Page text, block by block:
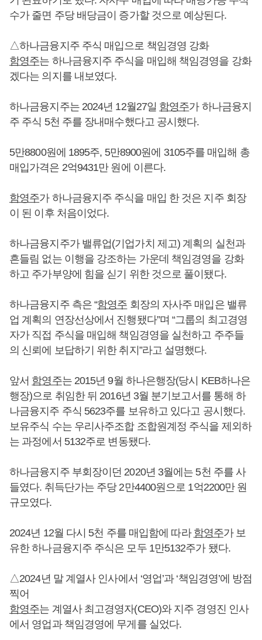
수가 줄면 주당 배당금이 증가할 것으로 예상된다.
△하나금융지주 주식 매입으로 책임경영 강화
함영주는 하나금융지주 주식을 매입해 책임경영을 강화
겠다는 의지를 내보였다.
하나금융지주는 2024년 12월27일 함영주가 하나금융지
주 주식 5천 주를 장내매수했다고 공시했다.
5만8800원에 1895주, 5만8900원에 3105주를 매입해 총
매입가격은 2억9431만 원에 이른다.
함영주가 하나금융지주 주식을 매입 한 것은 지주 회장
이 된 이후 처음이었다.
하나금융지주가 밸류업(기업가치 제고) 계획의 실천과
흔들림 없는 이행을 강조하는 가운데 책임경영을 강화
하고 주가부양에 힘을 싣기 위한 것으로 풀이됐다.
하나금융지주 측은 “함영주 회장의 자사주 매입은 밸류
업 계획의 연장선상에서 진행됐다”며 “그룹의 최고경영
자가 직접 주식을 매입해 책임경영을 실천하고 주주들
의 신뢰에 보답하기 위한 취지”라고 설명했다.
앞서 함영주는 2015년 9월 하나은행장(당시 KEB하나은
행장)으로 취임한 뒤 2016년 3월 분기보고서를 통해 하
나금융지주 주식 5623주를 보유하고 있다고 공시했다.
보유주식 수는 우리사주조합 조합원계정 주식을 제외하
는 과정에서 5132주로 변동됐다.
하나금융지주 부회장이던 2020년 3월에는 5천 주를 사
들였다. 취득단가는 주당 2만4400원으로 1억2200만 원
규모였다.
2024년 12월 다시 5천 주를 매입함에 따라 함영주가 보
유한 하나금융지주 주식은 모두 1만5132주가 됐다.
△2024년 말 계열사 인사에서 ‘영업’과 ‘책임경영’에 방점
찍어
함영주는 계열사 최고경영자(CEO)와 지주 경영진 인사
에서 영업과 책임경영에 무게를 실었다.